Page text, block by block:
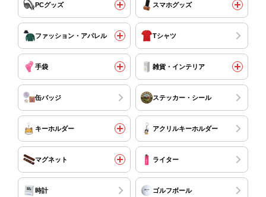
PCグッズ スマホグッズ
ファッション・アパレル Tシャツ
手袋 雑貨・インテリア
缶バッジ ステッカー・シール
キーホルダー アクリルキーホルダー
マグネット ライター
時計 ゴルフボール